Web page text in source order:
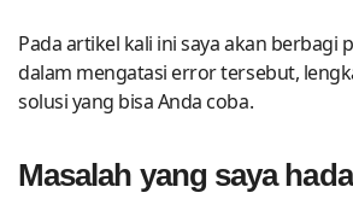
Pada artikel kali ini saya akan berbagi
dalam mengatasi error tersebut,
solusi yang bisa Anda coba.
Masalah yang saya